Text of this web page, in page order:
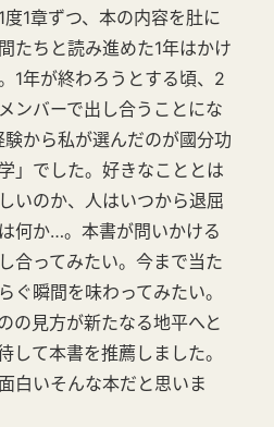
1章ずつ、本の内容を肚に
たちと読み進めた1年はかけ
1年が終わろうとする頃、2
ンバーで出し合うことにな
験から私が選んだのが國分功
」でした。好きなこととは
いのか、人はいつから退屈
何か…。本書が問いかける
合ってみたい。今まで当た
ぐ瞬間を味わってみたい。
の見方が新たなる地平へと
して本書を推薦しました。
白いそんな本だと思いま